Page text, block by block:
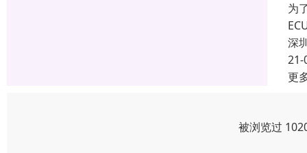
为
深
21-
更
被浏览过